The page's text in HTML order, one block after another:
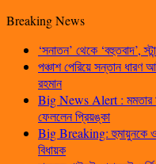
Breaking News
‘সনাতন’ থেকে ‘বহুতবাদ’,
পঞ্চাশ পেরিয়ে সন্তান
রহমান
Big News Alert : মমতার
ফেললেন প্রিয়ঙ্কা
Big Breaking: হুমায়ুনকে
বিধায়ক